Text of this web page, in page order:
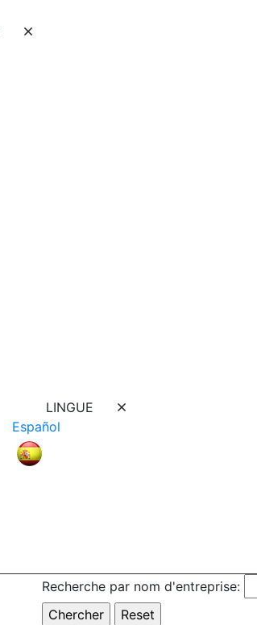
LINGUE
Español
Recherche par nom d'entreprise: